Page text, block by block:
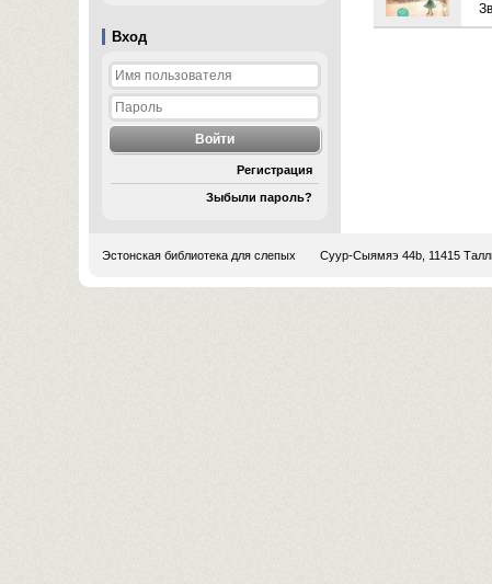
Вход
Регистрация
Зыбыли пароль?
Эстонская библиотека для слепых Суур-Сыямяэ 44b, 11415